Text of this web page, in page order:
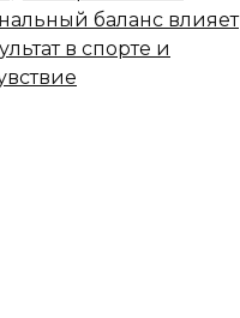
баланс влияет
в спорте и